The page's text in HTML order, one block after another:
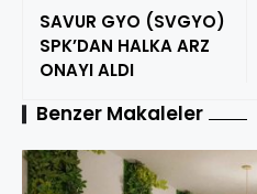
SAVUR GYO (SVGYO)
SPK’DAN HALKA ARZ
ONAYI ALDI
Benzer Makaleler